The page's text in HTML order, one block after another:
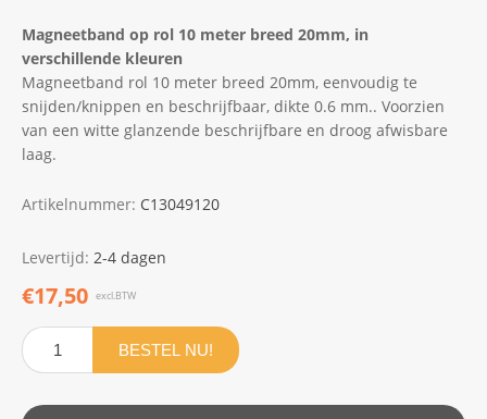
Magneetband op rol 10 meter breed 20mm, in
verschillende kleuren
Magneetband rol 10 meter breed 20mm, eenvoudig te
snijden/knippen en beschrijfbaar, dikte 0.6 mm.. Voorzien
van een witte glanzende beschrijfbare en droog afwisbare
laag.
Artikelnummer: C13049120
Levertijd: 2-4 dagen
€17,50 excl.BTW
BESTEL NU!